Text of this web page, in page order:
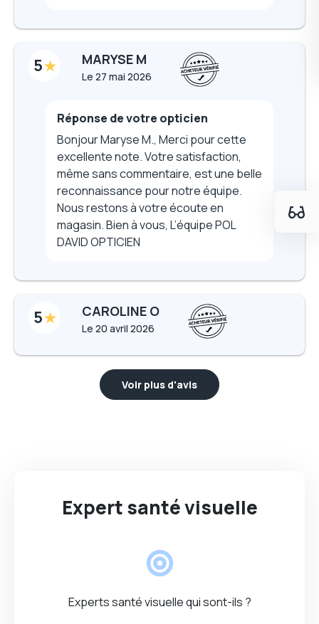
5 MARYSE M
Le 27 mai 2026
Réponse de votre opticien
Bonjour Maryse M., Merci pour cette
excellente note. Votre satisfaction,
même sans commentaire, est une belle
reconnaissance pour notre équipe.
Nous restons à votre écoute en
magasin. Bien à vous, L’équipe POL
DAVID OPTICIEN
5 CAROLINE O
Le 20 avril 2026
Voir plus d'avis
Expert santé visuelle
Experts santé visuelle qui sont-ils ?